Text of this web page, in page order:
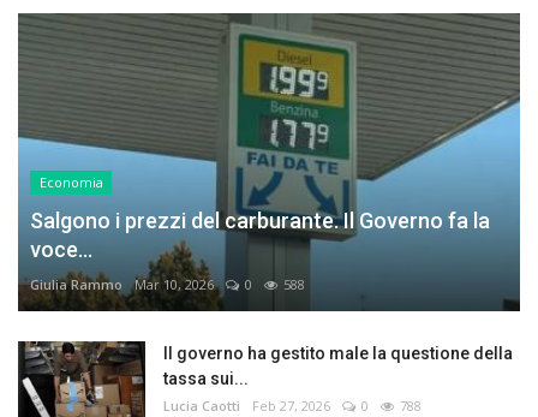
Economia
Salgono i prezzi del carburante. Il Governo fa la
voce...
Giulia Rammo Mar 10, 2026 0 588
Il governo ha gestito male la questione della
tassa sui...
Lucia Caotti Feb 27, 2026 0 788